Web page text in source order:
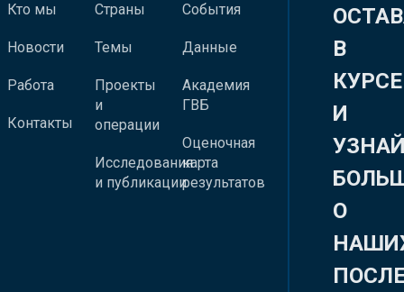
Кто мы
Новости
Работа
Контакты
Страны
Темы
Проекты
и
операции
Исследования
и публикации
События
Данные
Академия
ГВБ
Оценочная
карта
результатов
В
КУРСЕ
И
О